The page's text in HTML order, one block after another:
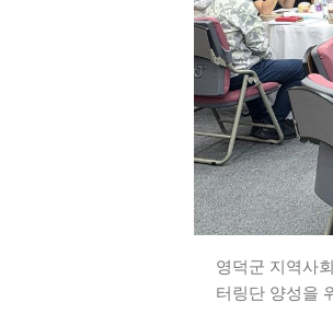
영덕군 지역사
터링단 양성을